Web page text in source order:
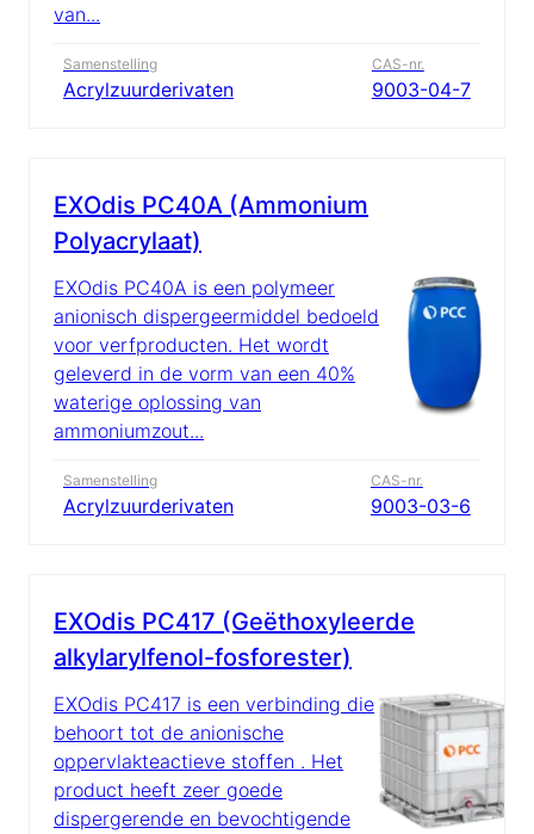
van...
Samenstelling
Acrylzuurderivaten
CAS-nr.
9003-04-7
EXOdis PC40A (Ammonium
Polyacrylaat)
EXOdis PC40A is een polymeer
anionisch dispergeermiddel bedoeld
voor verfproducten. Het wordt
geleverd in de vorm van een 40%
waterige oplossing van
ammoniumzout...
Samenstelling
Acrylzuurderivaten
CAS-nr.
9003-03-6
EXOdis PC417 (Geëthoxyleerde
alkylarylfenol-fosforester)
EXOdis PC417 is een verbinding die
behoort tot de anionische
oppervlakteactieve stoffen . Het
product heeft zeer goede
dispergerende en bevochtigende